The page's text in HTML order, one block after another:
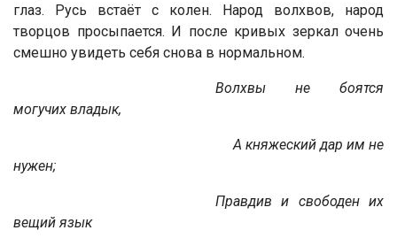
глаз. Русь встаёт с колен. Народ волхвов, народ
творцов просыпается. И после кривых зеркал очень
смешно увидеть себя снова в нормальном.
Волхвы не боятся
могучих владык,
А княжеский дар им не
нужен;
Правдив и свободен их
вещий язык